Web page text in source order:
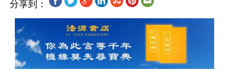
分享到：